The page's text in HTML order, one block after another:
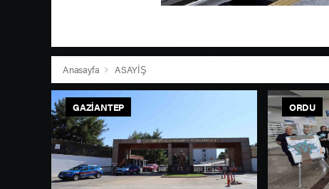
Anasayfa ASAYİŞ
GAZIANTEP ORDU